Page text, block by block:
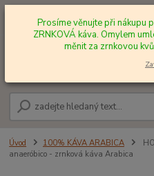
+420 602 577 209
Úvod 100% KÁVA ARABICA
anaeróbico - zrnková káva Arabica
Prosíme věnujte při nákupu
ZRNKOVÁ káva. Omylem
měnit za zrnkovou